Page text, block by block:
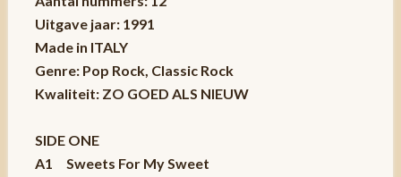
Uitgave jaar: 1991
Made in ITALY
Genre: Pop Rock, Classic Rock
Kwaliteit: ZO GOED ALS NIEUW
SIDE ONE
A1 Sweets For My Sweet